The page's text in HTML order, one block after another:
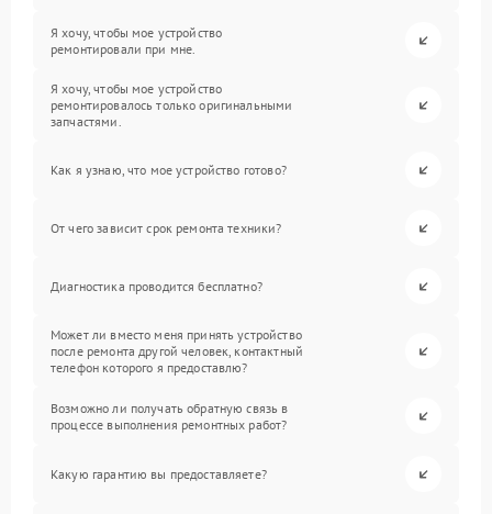
Я хочу, чтобы мое устройство
ремонтировали при мне.
Я хочу, чтобы мое устройство
ремонтировалось только оригинальными
запчастями.
Как я узнаю, что мое устройство готово?
От чего зависит срок ремонта техники?
Диагностика проводится бесплатно?
Может ли вместо меня принять устройство
после ремонта другой человек, контактный
телефон которого я предоставлю?
Возможно ли получать обратную связь в
процессе выполнения ремонтных работ?
Какую гарантию вы предоставляете?